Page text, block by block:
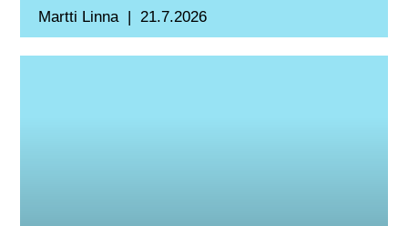
Martti Linna 21.7.2026